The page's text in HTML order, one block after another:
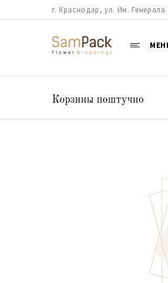
г. Краснодар, ул. Им. Генерала
Корзины поштучно